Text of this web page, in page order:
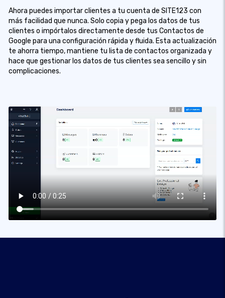
Ahora puedes importar clientes a tu cuenta de SITE123 con
más facilidad que nunca. Solo copia y pega los datos de tus
clientes o impórtalos directamente desde tus Contactos de
Google para una configuración rápida y fluida. Esta actualización
te ahorra tiempo, mantiene tu lista de contactos organizada y
hace que gestionar los datos de tus clientes sea sencillo y sin
complicaciones.